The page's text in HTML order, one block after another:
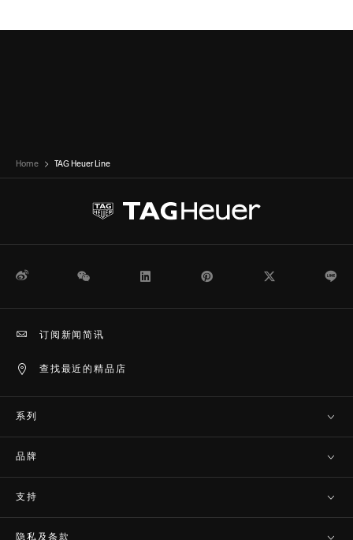
Home TAG Heuer Line
微博 WeChat Pinterest
查找最近的精品店
订阅新闻简讯
系列
品牌
支持
隐私及条款